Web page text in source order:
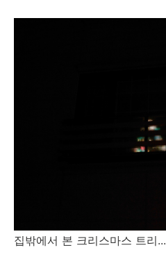
집밖에서 본 크리스마스 트리...